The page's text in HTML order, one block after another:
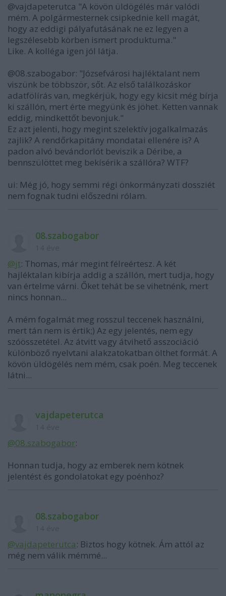
@vajdapeterutca "A kövön üldögélés már valódi
mém. A polgármesternek csipkednie kell magát,
hogy az eddigi pályafutásának ne ez legyen a
legszélesebb körben ismert produktuma."
Like. A kolléga igen jól látja.
@08.szabogabor: "Józsefvárosi hajléktalant nem
viszünk be többször, sőt. Az első találkozáskor
adatfölírás van, megkérjük, hogy egy kicsit még bírja
ki szállón, mert érte megyünk és jöhet. Ketten vannak
eddig, mindkettőt bevonjuk."
Ez azt jelenti, hogy megint szelektív jogalkalmazás
zajlik? A rendőrkapitány mondatai ellenére is? A
padon alvó bevándorlót beviszik a Déribe, a
bennszülöttet meg bekísérik a szállóra? WTF?
ui: Még jó, hogy semmi régi önkormányzati dossziét
nem fognak tudni előszedni rólam.
08.szabogabor
@jt: Thomas, már megint félreértesz. A két
hajléktalan kibírja addig a szállón, mert tudja, hogy
van értelme várni. Őket tehát be se vihetnénk, mert
nincs honnan...
A mém fogalmát meg rosszul teccenek használni,
mert tán nem is értik;) Az egy jelentés, nem egy
szóösszetétel. Az átvitt vagy átvihető asszociáció
különböző nyelvtani alakzatokatban ölthet formát. A
kövön üldögélés nem mém, csak poén. Meg teccenek
látni...
vajdapeterutca
@08.szabogabor:
Honnan tudja, hogy az emberek nem kötnek
jelentést és gondolatokat egy poénhoz?
08.szabogabor
@vajdapeterutca: Biztos hogy kötnek. Ám attól az
még nem válik mémmé...